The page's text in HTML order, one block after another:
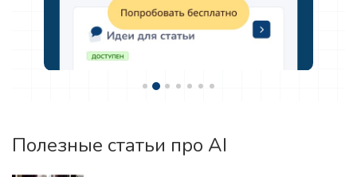
Полезные статьи про AI